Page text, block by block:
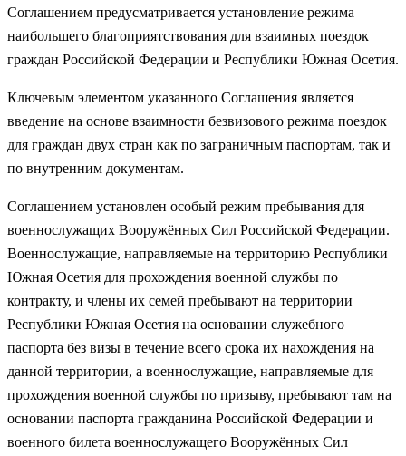
Соглашением предусматривается установление режима
наибольшего благоприятствования для взаимных поездок
граждан Российской Федерации и Республики Южная Осетия.
Ключевым элементом указанного Соглашения является
введение на основе взаимности безвизового режима поездок
для граждан двух стран как по заграничным паспортам, так и
по внутренним документам.
Соглашением установлен особый режим пребывания для
военнослужащих Вооружённых Сил Российской Федерации.
Военнослужащие, направляемые на территорию Республики
Южная Осетия для прохождения военной службы по
контракту, и члены их семей пребывают на территории
Республики Южная Осетия на основании служебного
паспорта без визы в течение всего срока их нахождения на
данной территории, а военнослужащие, направляемые для
прохождения военной службы по призыву, пребывают там на
основании паспорта гражданина Российской Федерации и
военного билета военнослужащего Вооружённых Сил